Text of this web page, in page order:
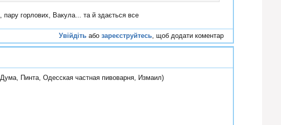
пару горлових, Вакула... та й здається все
Увійдіть або зареєструйтесь , щоб додати коментар
Пинта, Одесская частная пивоварня, Измаил)